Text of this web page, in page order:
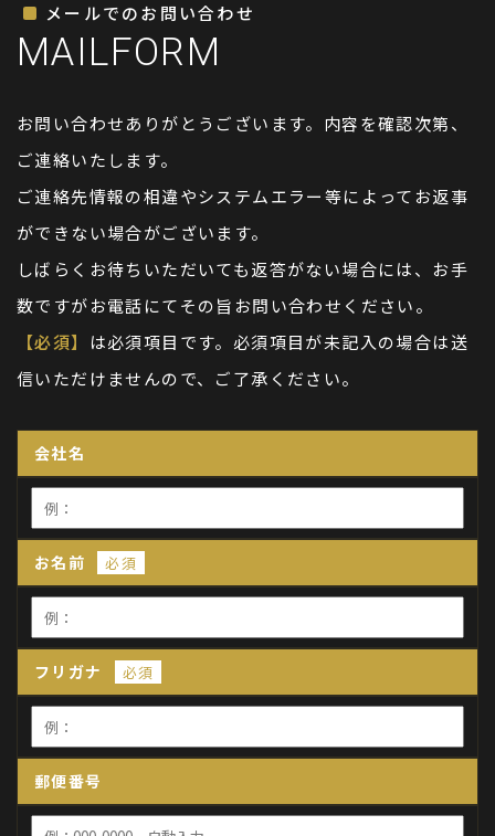
メールでのお問い合わせ
MAILFORM
お問い合わせありがとうございます。内容を確認次第、
ご連絡いたします。
ご連絡先情報の相違やシステムエラー等によってお返事
ができない場合がございます。
しばらくお待ちいただいても返答がない場合には、お手
数ですがお電話にてその旨お問い合わせください。
【必須】
は必須項目です。必須項目が未記入の場合は送
信いただけませんので、ご了承ください。
会社名
お名前 必須
フリガナ 必須
郵便番号